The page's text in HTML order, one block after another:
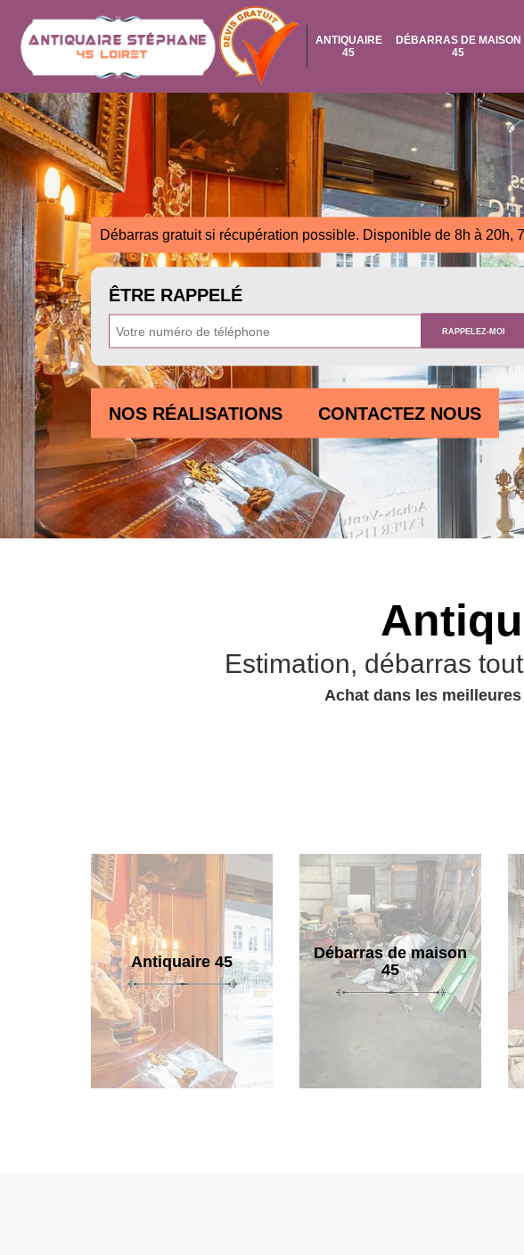
ANTIQUAIRE
45
DÉBARRAS DE MAISON
45
Débarras gratuit si récupération possible. Disponible de 8h à 20h,
ÊTRE RAPPELÉ
NOS RÉALISATIONS CONTACTEZ NOUS
Estimation, débarras
Achat dans les
Antiquaire 45
Débarras de maison
45